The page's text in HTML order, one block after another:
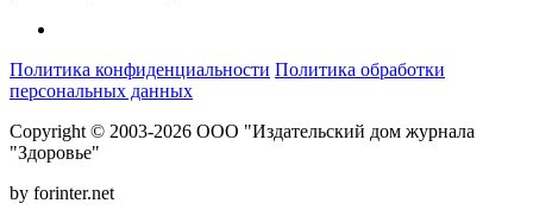
Политика конфиденциальности Политика обработки
персональных данных
Copyright © 2003-2026 ООО "Издательский дом журнала
"Здоровье"
by forinter.net